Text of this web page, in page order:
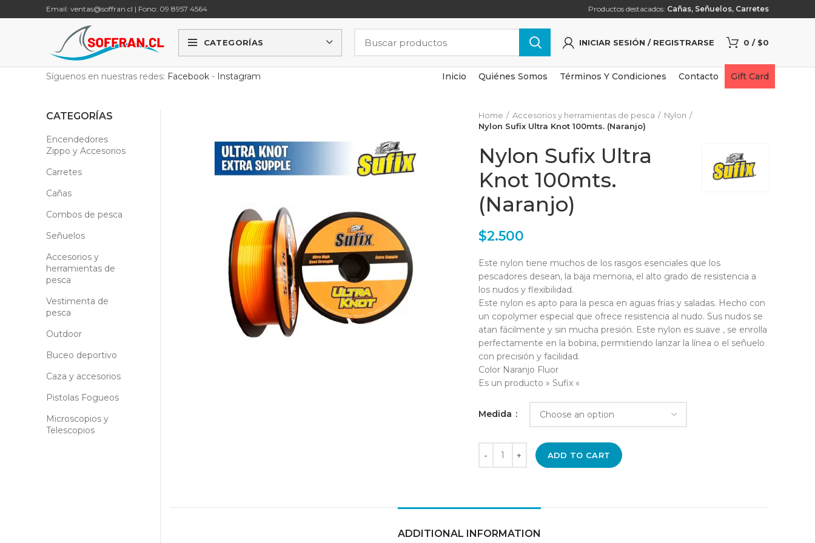
Email: ventas@soffran.cl | Fono: 09 8957 4564 Productos destacados: Cañas, Señuelos, Carretes
CATEGORÍAS INICIAR SESIÓN / REGISTRARSE 0 / $0
Síguenos en nuestras redes: Facebook - Instagram Inicio Quiénes Somos Términos Y Condiciones Contacto Gift Card
Home Accesorios y herramientas de pesca
Nylon
Nylon Sufix Ultra Knot 100mts. (Naranjo)
Nylon Sufix Ultra
Knot 100mts.
(Naranjo)
$2.500
Este nylon tiene muchos de los rasgos esenciales que los
pescadores desean, la baja memoria, el alto grado de resistencia a
los nudos y flexibilidad.
Este nylon es apto para la pesca en aguas frías y saladas. Hecho con
un copolymer especial que ofrece resistencia al nudo. Sus nudos se
atan fácilmente y sin mucha presión. Este nylon es suave , se enrolla
perfectamente en la bobina, permitiendo lanzar la línea o el señuelo
con precisión y facilidad.
Color Naranjo Fluor
Es un producto » Sufix «
Medida
ADD TO CART
ADDITIONAL INFORMATION
CATEGORÍAS
Encendedores
Zippo y Accesorios
Carretes
Cañas
Combos de pesca
Señuelos
Accesorios y
herramientas de
pesca
Vestimenta de
pesca
Outdoor
Buceo deportivo
Caza y accesorios
Pistolas Fogueos
Microscopios y
Telescopios